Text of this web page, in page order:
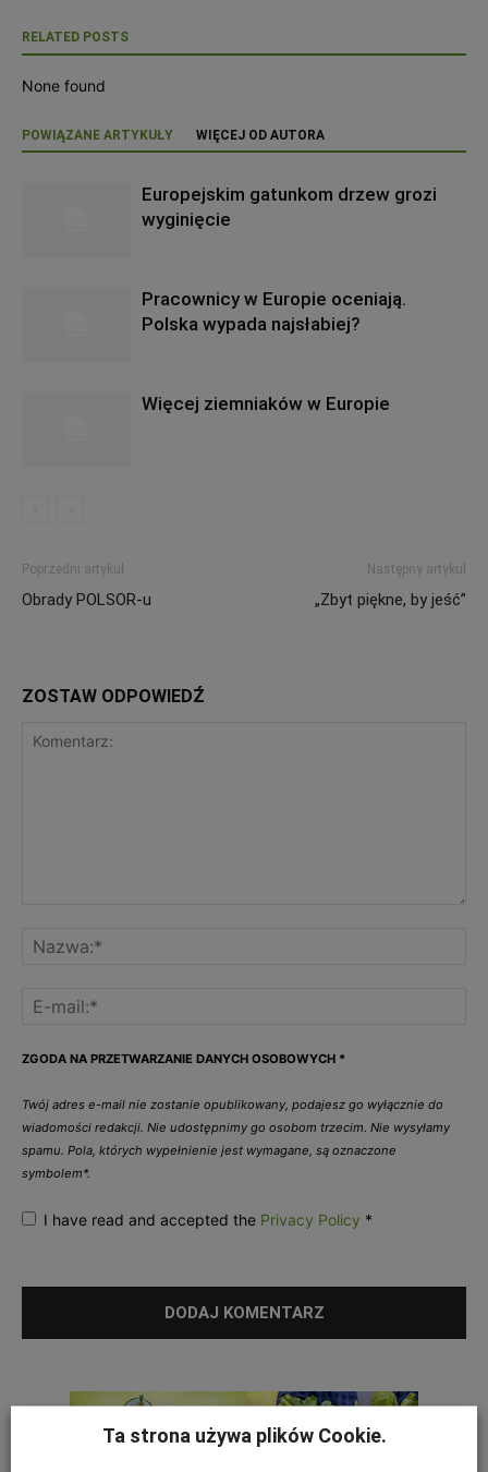
RELATED POSTS
None found
POWIĄZANE ARTYKUŁY WIĘCEJ OD AUTORA
Europejskim gatunkom drzew grozi
wyginięcie
Pracownicy w Europie oceniają.
Polska wypada najsłabiej?
Więcej ziemniaków w Europie
Poprzedni artykuł
Obrady POLSOR-u
Następny artykuł
„Zbyt piękne, by jeść”
ZOSTAW ODPOWIEDŹ
ZGODA NA PRZETWARZANIE DANYCH OSOBOWYCH *
Twój adres e-mail nie zostanie opublikowany, podajesz go wyłącznie do
wiadomości redakcji. Nie udostępnimy go osobom trzecim. Nie wysyłamy
spamu. Pola, których wypełnienie jest wymagane, są oznaczone
symbolem*.
I have read and accepted the Privacy Policy *
Ta strona używa plików Cookie.